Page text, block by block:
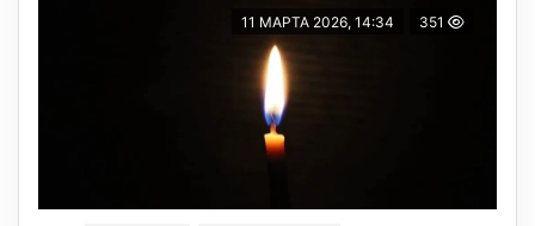
11 МАРТА 2026, 14:34 351